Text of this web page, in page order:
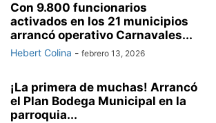
Con 9.800 funcionarios
activados en los 21 municipios
arrancó operativo Carnavales...
Hebert Colina - febrero 13, 2026
¡La primera de muchas! Arrancó
el Plan Bodega Municipal en la
parroquia...